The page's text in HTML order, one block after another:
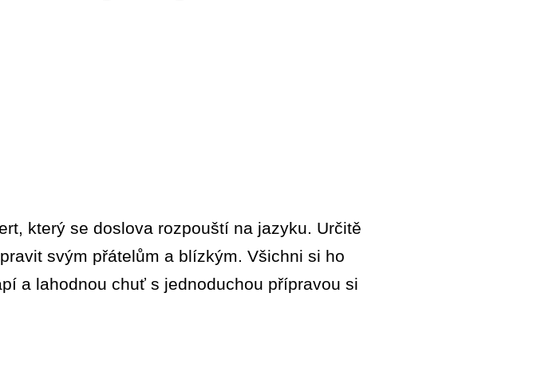
který se doslova rozpouští na jazyku. Určitě
svým přátelům a blízkým. Všichni si ho
a lahodnou chuť s jednoduchou přípravou si